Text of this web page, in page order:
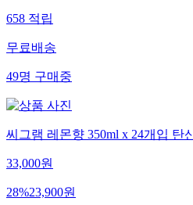
658적립
무료배송
49명구매중
씨그램 레몬향 350ml x 24개입 탄
33,000원
28%23,900원